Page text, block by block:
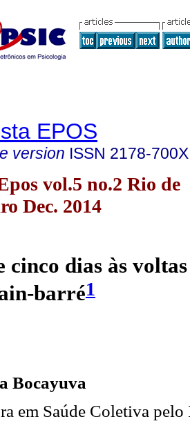
EPOS
version ISSN 2178-700X
vol.5 no.2 Rio de
Dec. 2014
cinco dias às
barré1
Bocayuva
em Saúde Coletiva